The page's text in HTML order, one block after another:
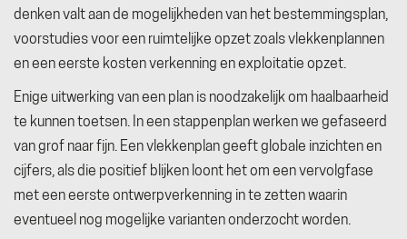
denken valt aan de mogelijkheden van het bestemmingsplan,
voorstudies voor een ruimtelijke opzet zoals vlekkenplannen
en een eerste kosten verkenning en exploitatie opzet.
Enige uitwerking van een plan is noodzakelijk om haalbaarheid
te kunnen toetsen. In een stappenplan werken we gefaseerd
van grof naar fijn. Een vlekkenplan geeft globale inzichten en
cijfers, als die positief blijken loont het om een vervolgfase
met een eerste ontwerpverkenning in te zetten waarin
eventueel nog mogelijke varianten onderzocht worden.